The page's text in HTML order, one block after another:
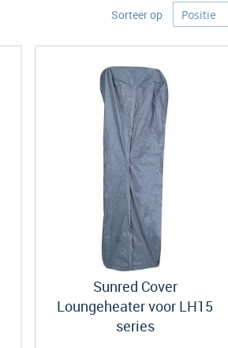
Sorteer op
Sunred Cover
Loungeheater voor LH15
series